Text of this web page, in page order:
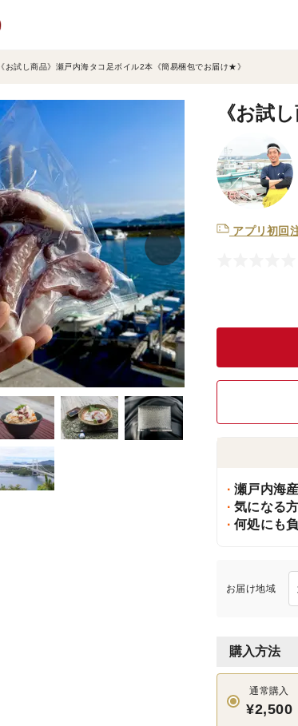
《お試し商品》瀬戸内海タコ足ボイル2本《簡易梱包でお届け★》
《お試
アプリ初回
瀬戸内海
気になる
何処にも
お届け地域
購入方法
通常購入
¥2,500